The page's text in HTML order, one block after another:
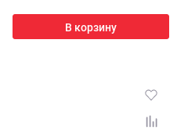
В корзину